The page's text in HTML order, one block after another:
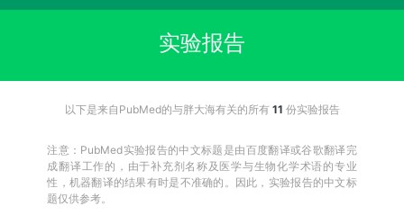
实验报告
以下是来自PubMed的与胖大海有关的所有 11 份实验报告
注意：PubMed实验报告的中文标题是由百度翻译或谷歌翻译完
成翻译工作的，由于补充剂名称及医学与生物化学术语的专业
性，机器翻译的结果有时是不准确的。因此，实验报告的中文标
题仅供参考。